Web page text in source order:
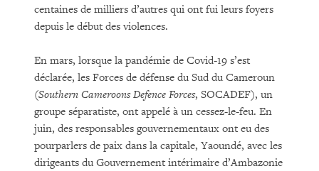
centaines de milliers d’autres qui ont fui leurs foyers
depuis le début des violences.
En mars, lorsque la pandémie de Covid-19 s’est
déclarée, les Forces de défense du Sud du Cameroun
(Southern Cameroons Defence Forces, SOCADEF), un
groupe séparatiste, ont appelé à un cessez-le-feu. En
juin, des responsables gouvernementaux ont eu des
pourparlers de paix dans la capitale, Yaoundé, avec les
dirigeants du Gouvernement intérimaire d’Ambazonie